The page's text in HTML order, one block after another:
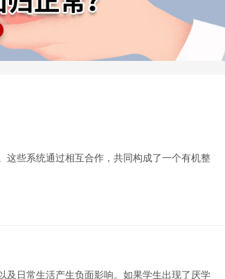
这些系统通过相互合作，共同构成了一个有机整
及日常生活产生负面影响。如果学生出现了厌学